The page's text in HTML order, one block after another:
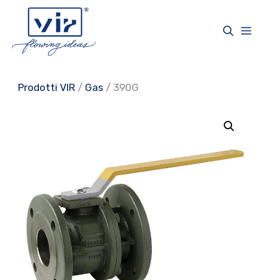
contenuto
Prodotti VIR / Gas / 390G